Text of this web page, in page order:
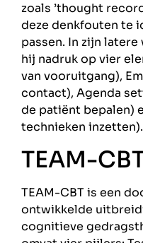
zoals ’thought
deze denkfouten te
passen. In zijn
hij nadruk op vier
van vooruitgang),
contact), Agenda
de patiënt bepalen)
technieken inzetten).
TEAM-
TEAM-CBT is een
ontwikkelde
cognitieve